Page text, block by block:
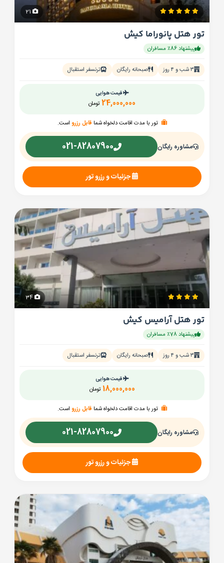
تور هتل پانوراما کیش
پیشنهاد 86٪ مسافران
۳ شب و ۴ روز صبحانه رایگان ترنسفر استقبال
قیمت هوایی
تومان 24,000,000
تور با مدت اقامت دلخواه شما قابل رزرو است.
مشاوره رایگان 021-82807900
جزئیات و رزرو تور
تور هتل آرامیس کیش
پیشنهاد 78٪ مسافران
۳ شب و ۴ روز صبحانه رایگان ترنسفر استقبال
قیمت هوایی
تومان 18,000,000
تور با مدت اقامت دلخواه شما قابل رزرو است.
مشاوره رایگان 021-82807900
جزئیات و رزرو تور